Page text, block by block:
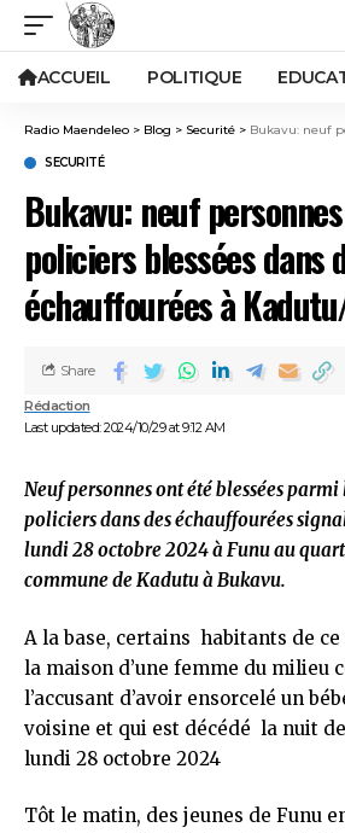
ACCUEIL POLITIQUE
Radio Maendeleo > Blog > Securité > Bukavu: neuf personnes dont 3
SECURITÉ
Bukavu: neuf
policiers blessées dans
échauffourées à
Last updated: 2024/10/29 at 9:12 AM
Rédaction
Share
Neuf personnes ont été blessées
policiers dans des échauffourées
lundi 28 octobre 2024 à Funu au
commune de Kadutu à Bukavu.
A la base, certains habitants de
la maison d’une femme du milieu
l’accusant d’avoir ensorcelé un
voisine et qui est décédé la nuit
lundi 28 octobre 2024
Tôt le matin, des jeunes de Funu